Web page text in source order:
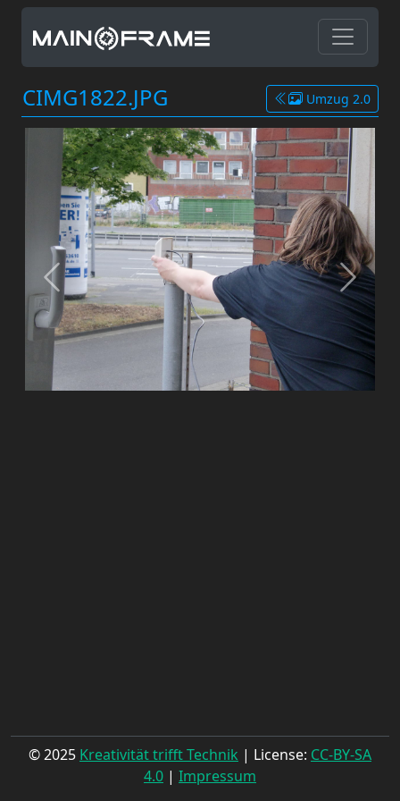
CIMG1822.JPG Umzug 2.0
© 2025 Kreativität trifft Technik | License: CC-BY-SA
4.0 | Impressum